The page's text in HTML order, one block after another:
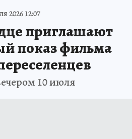
2026 12:07
приглашают
показ фильма
10 июля